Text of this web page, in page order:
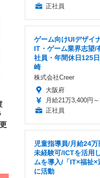
メ
)
ギ
正社員
ゲーム向けUIデザイ
IT・ゲーム業界志望/
社員・年間休日125
崎
株式会社Creer
大阪府
月給21万3,400円
正社員
児童指導員/月給24
未経験可/ICTを活用
ムを導入/「IT×福祉×
に活動